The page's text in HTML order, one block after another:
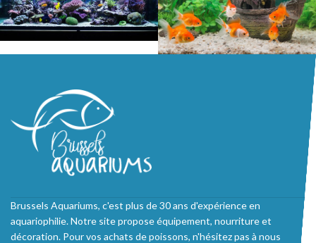
Brussels Aquariums, c'est plus de 30 ans d'expérience en
aquariophilie. Notre site propose équipement, nourriture et
décoration. Pour vos achats de poissons, n'hésitez pas à nous